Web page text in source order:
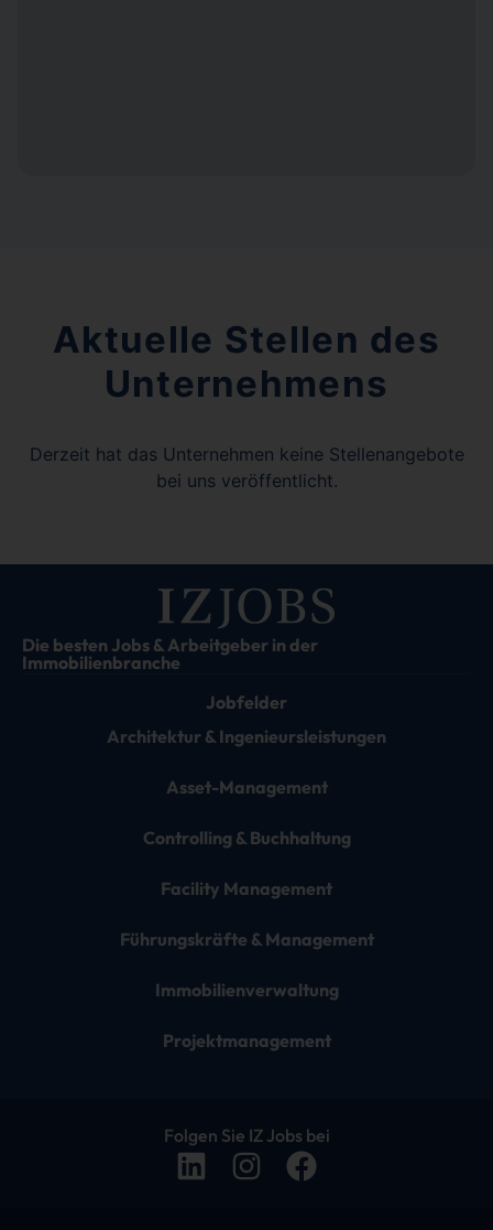
Aktuelle Stellen des
Unternehmens
Derzeit hat das Unternehmen keine Stellenangebote
bei uns veröffentlicht.
Die besten Jobs & Arbeitgeber in der
Immobilienbranche
Jobfelder
Architektur & Ingenieursleistungen
Asset-Management
Controlling & Buchhaltung
Facility Management
Führungskräfte & Management
Immobilienverwaltung
Projektmanagement
Folgen Sie IZ Jobs bei